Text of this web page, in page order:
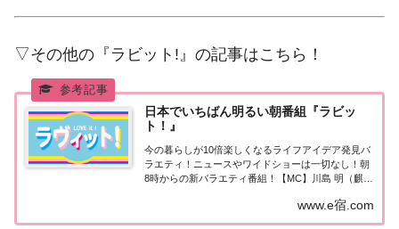
▽その他の『ラビット!』の記事はこちら！
日本でいちばん明るい朝番組『ラビッ
ト！』
今の暮らしが10倍楽しくなるライフアイデア発見バ
ラエティ！ニュースやワイドショーは一切なし！朝
8時からの新バラエティ番組！【MC】川島 明（麒
www.e宿.com